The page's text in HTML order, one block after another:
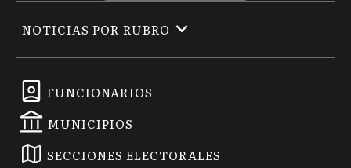
FUNCIONARIOS
MUNICIPIOS
SECCIONES ELECTORALES
NOTICIAS POR RUBRO